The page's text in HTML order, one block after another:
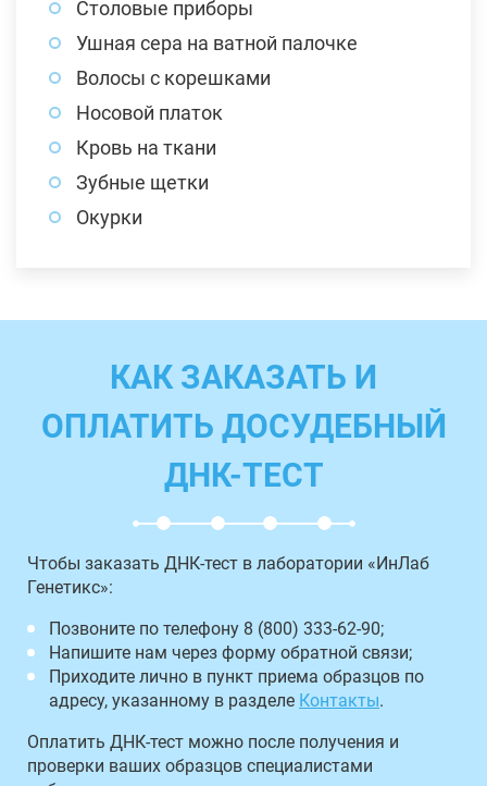
Столовые приборы
Ушная сера на ватной палочке
Волосы с корешками
Носовой платок
Кровь на ткани
Зубные щетки
Окурки
КАК ЗАКАЗАТЬ И
ОПЛАТИТЬ ДОСУДЕБНЫЙ
ДНК-ТЕСТ
Чтобы заказать ДНК-тест в лаборатории «ИнЛаб
Генетикс»:
Позвоните по телефону 8 (800) 333-62-90;
Напишите нам через форму обратной связи;
Приходите лично в пункт приема образцов по
адресу, указанному в разделе Контакты.
Оплатить ДНК-тест можно после получения и
проверки ваших образцов специалистами